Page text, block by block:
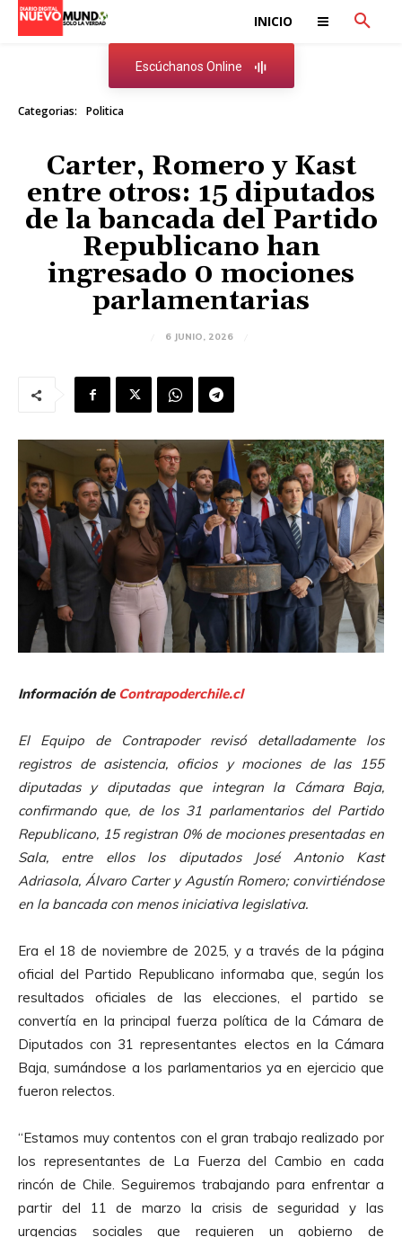
INICIO
Escúchanos Online
Categorias: Politica
Carter, Romero y Kast
entre otros: 15 diputados
de la bancada del Partido
Republicano han
ingresado 0 mociones
parlamentarias
6 JUNIO, 2026
Información de Contrapoderchile.cl
El Equipo de Contrapoder revisó detalladamente los
registros de asistencia, oficios y mociones de las 155
diputadas y diputadas que integran la Cámara Baja,
confirmando que, de los 31 parlamentarios del Partido
Republicano, 15 registran 0% de mociones presentadas en
Sala, entre ellos los diputados José Antonio Kast
Adriasola, Álvaro Carter y Agustín Romero; convirtiéndose
en la bancada con menos iniciativa legislativa.
Era el 18 de noviembre de 2025, y a través de la página
oficial del Partido Republicano informaba que, según los
resultados oficiales de las elecciones, el partido se
convertía en la principal fuerza política de la Cámara de
Diputados con 31 representantes electos en la Cámara
Baja, sumándose a los parlamentarios ya en ejercicio que
fueron relectos.
“Estamos muy contentos con el gran trabajo realizado por
los representantes de La Fuerza del Cambio en cada
rincón de Chile. Seguiremos trabajando para enfrentar a
partir del 11 de marzo la crisis de seguridad y las
urgencias sociales que requieren un gobierno de